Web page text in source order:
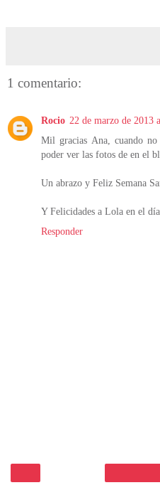
1 comentario:
Rocio 22 de marzo de 2013
Mil gracias Ana, cuando
poder ver las fotos de en el
Un abrazo y Feliz Semana
Y Felicidades a Lola en el
Responder